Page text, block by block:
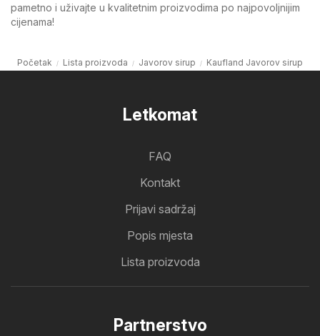
pametno i uživajte u kvalitetnim proizvodima po najpovoljnijim
cijenama!
Početak Lista proizvoda Javorov sirup Kaufland Javorov sirup
Letkomat
FAQ
Kontakt
Prijavi sadržaj
Popis mjesta
Lista proizvoda
Partnerstvo